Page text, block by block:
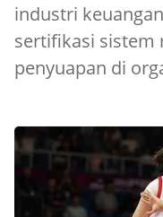
industri
sertifikasi sistem
penyuapan di